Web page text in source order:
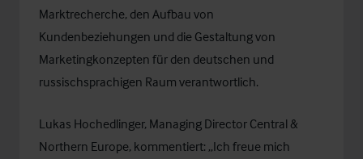
Marktrecherche, den Aufbau von
Kundenbeziehungen und die Gestaltung von
Marketingkonzepten für den deutschen und
russischsprachigen Raum verantwortlich.
Lukas Hochedlinger, Managing Director Central &
Northern Europe, kommentiert: „Ich freue mich